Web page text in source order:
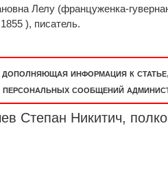
Лелу (француженка-
), писатель.
информация к
сообщений
Степан Никитич,